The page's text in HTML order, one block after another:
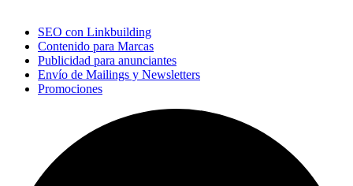
SEO con Linkbuilding
Contenido para Marcas
Publicidad para anunciantes
Envío de Mailings y Newsletters
Promociones